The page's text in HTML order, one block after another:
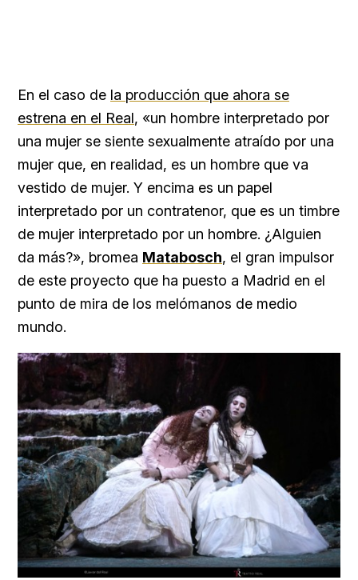
En el caso de la producción que ahora se
estrena en el Real, «un hombre interpretado por
una mujer se siente sexualmente atraído por una
mujer que, en realidad, es un hombre que va
vestido de mujer. Y encima es un papel
interpretado por un contratenor, que es un timbre
de mujer interpretado por un hombre. ¿Alguien
da más?», bromea Matabosch, el gran impulsor
de este proyecto que ha puesto a Madrid en el
punto de mira de los melómanos de medio
mundo.